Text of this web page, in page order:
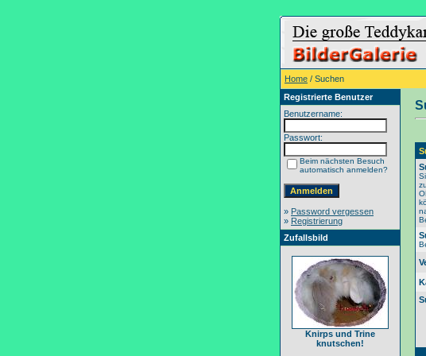
Home / Suchen
Registrierte Benutzer
Benutzername:
Passwort:
Beim nächsten Besuch
automatisch anmelden?
» Password vergessen
» Registrierung
Zufallsbild
Knirps und Trine
knutschen!